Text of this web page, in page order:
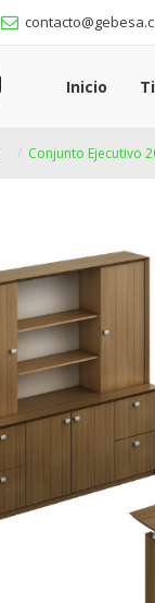
Inicio
Conjunto Ejecutivo